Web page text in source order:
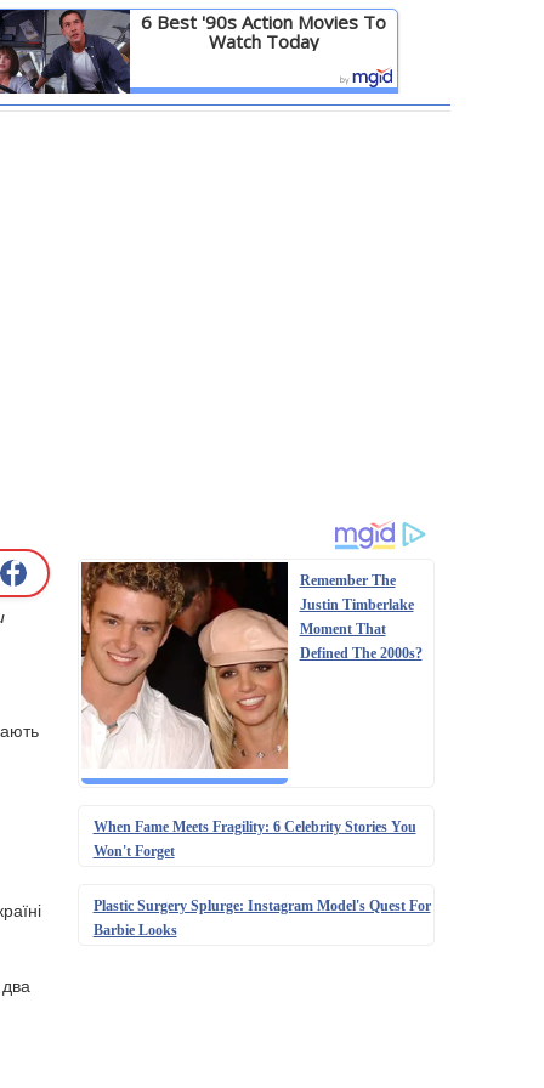
6 Best '90s Action Movies To
Watch Today
Детальніше
Remember The
Justin Timberlake
Moment That
Defined The 2000s?
When Fame Meets Fragility: 6 Celebrity Stories You
Won't Forget
Plastic Surgery Splurge: Instagram Model's Quest For
Barbie Looks